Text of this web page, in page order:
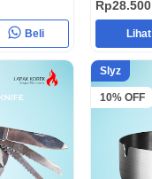
Beli
Rp28.500
Lihat
Slyz
10% OFF